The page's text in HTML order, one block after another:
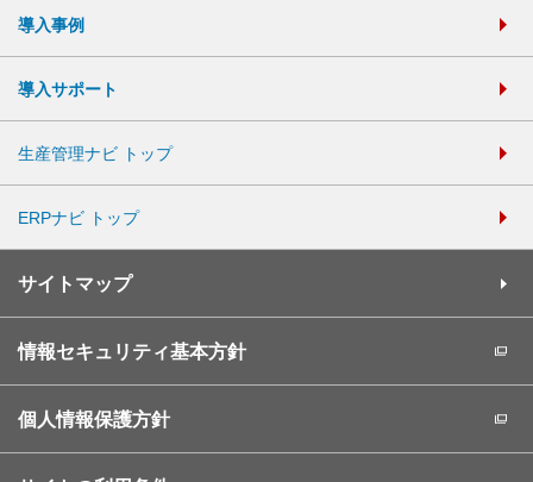
導入事例
導入サポート
生産管理ナビ トップ
ERPナビ トップ
サイトマップ
情報セキュリティ基本方針
個人情報保護方針